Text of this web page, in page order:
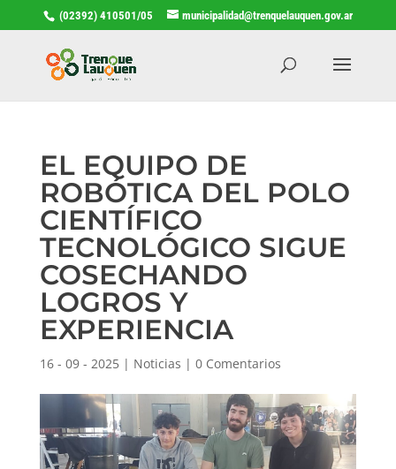
(02392) 410501/05 municipalidad@trenquelauquen.gov.ar
EL EQUIPO DE
ROBÓTICA DEL POLO
CIENTÍFICO
TECNOLÓGICO SIGUE
COSECHANDO
LOGROS Y
EXPERIENCIA
16 - 09 - 2025| Noticias | 0 Comentarios